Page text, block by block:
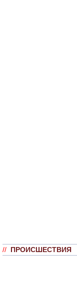
// ПРОИСШЕСТВИЯ